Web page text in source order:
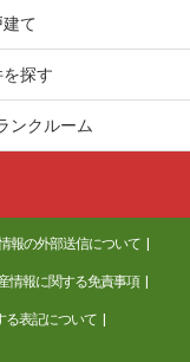
て
探す
ンクルーム
報の外部送信について
情報に関する免責事項
る表記について